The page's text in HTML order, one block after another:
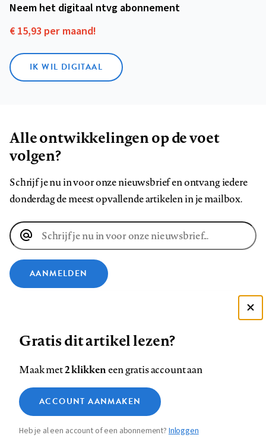
Neem het digitaal ntvg abonnement
€ 15,93 per maand!
IK WIL DIGITAAL
Alle ontwikkelingen op de voet
volgen?
Schrijf je nu in voor onze nieuwsbrief en ontvang iedere
donderdag de meest opvallende artikelen in je mailbox.
E-
mailadres
AANMELDEN
ons
op
Facebook
ons
op
LinkedIn
ons
op
Bluesky
ons
op
Instagram
ons
op
YouTube
ons
Footer
navigation
Contact Colofon Disclaimer Privacy
Medische vragen verdienen
betrouwbare antwoorden
Gratis dit artikel lezen?
Maak met2 klikkeneen gratis account aan
ACCOUNT AANMAKEN
Heb je al een account of een abonnement?Inloggen
Zie onze cookie policy
Analytische cookies
Marketing cookies